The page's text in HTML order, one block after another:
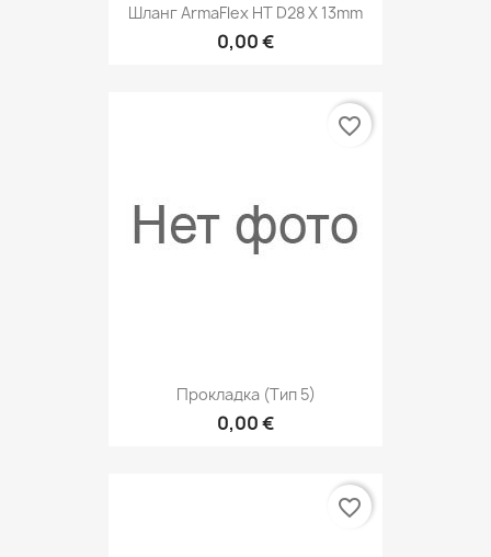
Шланг ArmaFlex HT D28 X 13mm
0,00 €
Прокладка (тип 5)
0,00 €
favorite_border
favorite_border